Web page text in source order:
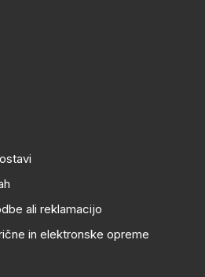
ali reklamacijo
in elektronske opreme